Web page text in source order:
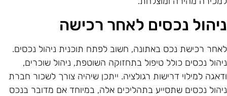
נכסים לאחר רכישה
רכישת נכס באתונה, חשוב לפתח תוכנית ניהול נכסים.
נכסים כולל טיפול בתחזוקה השוטפת, ניהול שוכרים,
למילוי דרישות רגולציה. ייתכן שיהיה צורך לשכור חברת
נכסים שתסייע בתהליכים אלה, במיוחד אם מדובר בנכס